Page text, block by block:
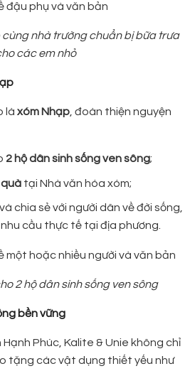
cùng nhà trường chuẩn bị bữa trưa
các em nhỏ
là xóm Nhạp, đoàn thiện nguyện
2 hộ dân sinh sống ven sông;
tại Nhà văn hóa xóm;
chia sẻ với người dân về đời sống,
cầu thực tế tại địa phương.
2 hộ dân sinh sống ven sông
bền vững
Phúc, Kalite & Unie không chỉ
tặng các vật dụng thiết yếu như